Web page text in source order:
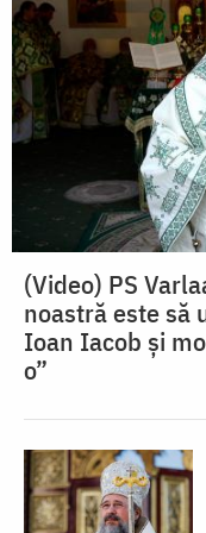
(Video) PS
noastră este să
Ioan Iacob și
o”